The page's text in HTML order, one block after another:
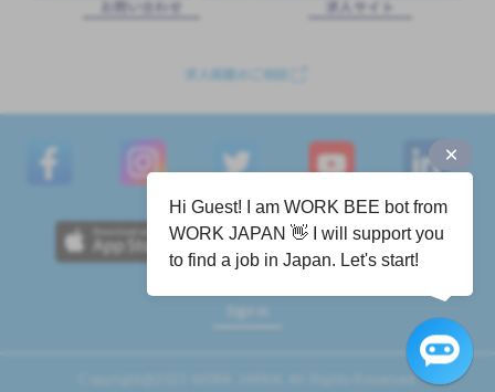
お問い合わせ
求⼈サイト
求人掲載のご相談
Sign in
Copyright@2023 WORK JAPAN. All Rights Reserved
Hi Guest! I am WORK BEE bot from
WORK JAPAN 👋 I will support you
to find a job in Japan. Let's start!